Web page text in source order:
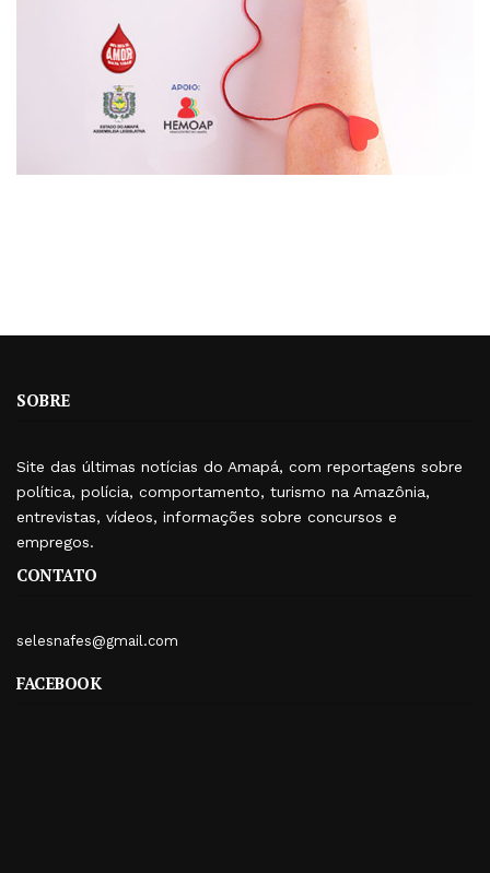
SOBRE
Site das últimas notícias do Amapá, com reportagens sobre
política, polícia, comportamento, turismo na Amazônia,
entrevistas, vídeos, informações sobre concursos e
empregos.
CONTATO
selesnafes@gmail.com
FACEBOOK